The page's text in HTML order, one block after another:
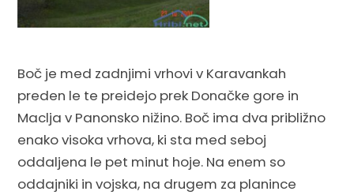
Boč je med zadnjimi vrhovi v Karavankah
preden le te preidejo prek Donačke gore in
Maclja v Panonsko nižino. Boč ima dva približno
enako visoka vrhova, ki sta med seboj
oddaljena le pet minut hoje. Na enem so
oddajniki in vojska, na drugem za planince